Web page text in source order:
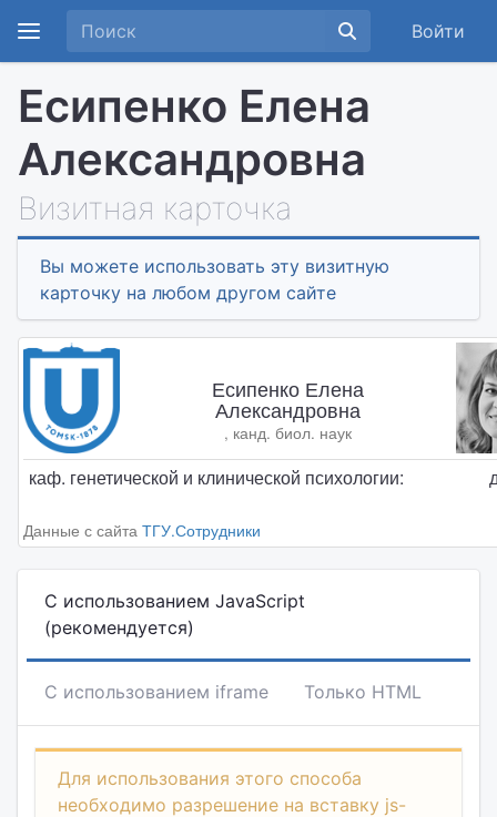
Войти
Есипенко Елена
Александровна
Визитная карточка
Вы можете использовать эту визитную
карточку на любом другом сайте
Есипенко Елена
Александровна
, канд. биол. наук
каф. генетической и клинической психологии:
Данные с сайта ТГУ.Сотрудники
С использованием JavaScript
(рекомендуется)
С использованием iframe Только HTML
Для использования этого способа
необходимо разрешение на вставку js-